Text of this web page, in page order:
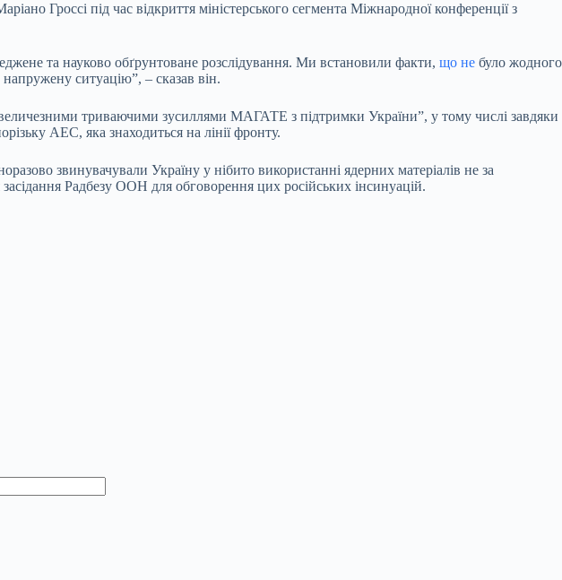
Гроссі під час відкриття міністерського сегмента Міжнародної конференції з
та науково обґрунтоване розслідування. Ми встановили факти, що не було жодного
ситуацію”, – сказав він.
триваючими зусиллями МАГАТЕ з підтримки України”, у тому числі завдяки
АЕС, яка знаходиться на лінії фронту.
звинувачували Україну у нібито використанні ядерних матеріалів не за
Радбезу ООН для обговорення цих російських інсинуацій.